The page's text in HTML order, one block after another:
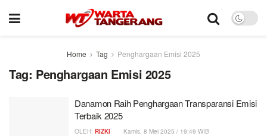
Home Tag Penghargaan Emisi 2025
Tag: Penghargaan Emisi 2025
Danamon Raih Penghargaan Transparansi Emisi
Terbaik 2025
OLEH: RIZKI Kamis, 8 Mei 2025 / 19:49 WIB